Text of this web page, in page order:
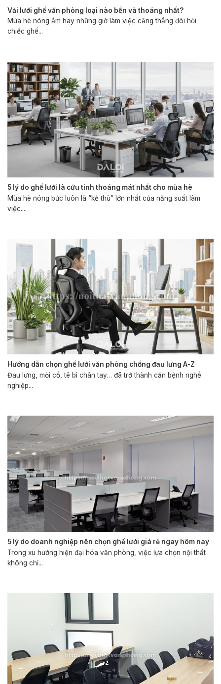
Vải lưới ghế văn phòng loại nào bền và thoáng nhất?
Mùa hè nóng ẩm hay những giờ làm việc căng thẳng đòi hỏi
chiếc ghế...
5 lý do ghế lưới là cứu tinh thoáng mát nhất cho mùa hè
Mùa hè nóng bức luôn là “kẻ thù” lớn nhất của năng suất làm
việc....
Hướng dẫn chọn ghế lưới văn phòng chống đau lưng A-Z
Đau lưng, mỏi cổ, tê bì chân tay… đã trở thành căn bệnh nghề
nghiệp...
5 lý do doanh nghiệp nên chọn ghế lưới giá rẻ ngay hôm nay
Trong xu hướng hiện đại hóa văn phòng, việc lựa chọn nội thất
không chỉ...